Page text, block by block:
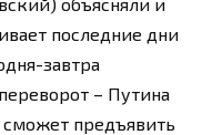
последние дни
завтра
– Путина
сможет предъявить